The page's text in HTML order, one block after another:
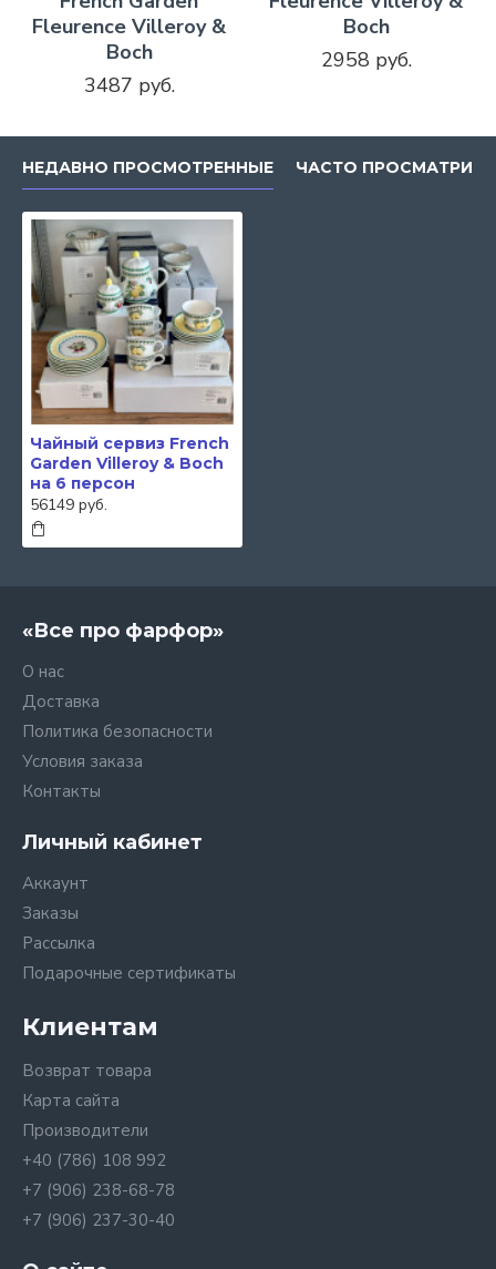
Fleurence Villeroy &
Boch
3487 руб.
Boch
2958 руб.
НЕДАВНО ПРОСМОТРЕННЫЕ ЧАСТО
Чайный сервиз French
Garden Villeroy & Boch
на 6 персон
56149 руб.
«Все про фарфор»
О нас
Доставка
Политика безопасности
Условия заказа
Контакты
Личный кабинет
Аккаунт
Заказы
Рассылка
Подарочные сертификаты
Клиентам
Возврат товара
Карта сайта
Производители
+40 (786) 108 992
+7 (906) 238-68-78
+7 (906) 237-30-40